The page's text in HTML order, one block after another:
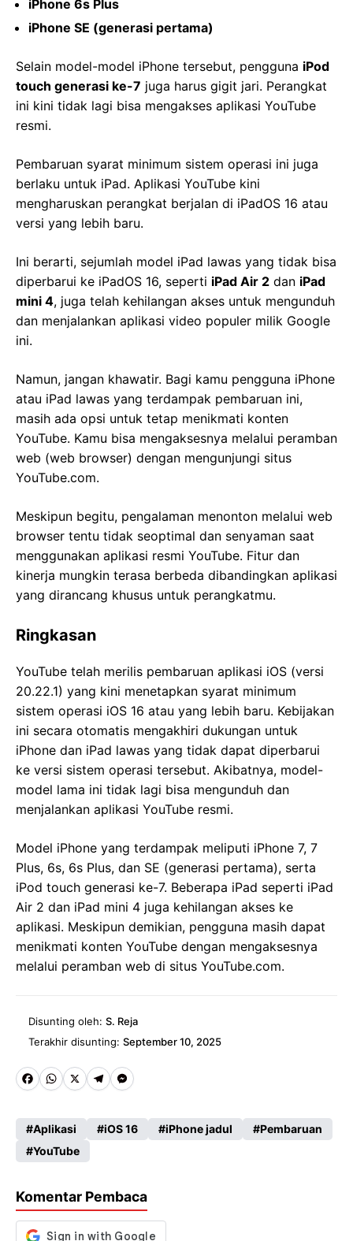
iPhone 6s Plus
iPhone SE (generasi pertama)
Selain model-model iPhone tersebut, pengguna iPod
touch generasi ke-7 juga harus gigit jari. Perangkat
ini kini tidak lagi bisa mengakses aplikasi YouTube
resmi.
Pembaruan syarat minimum sistem operasi ini juga
berlaku untuk iPad. Aplikasi YouTube kini
mengharuskan perangkat berjalan di iPadOS 16 atau
versi yang lebih baru.
Ini berarti, sejumlah model iPad lawas yang tidak bisa
diperbarui ke iPadOS 16, seperti iPad Air 2 dan iPad
mini 4, juga telah kehilangan akses untuk mengunduh
dan menjalankan aplikasi video populer milik Google
ini.
Namun, jangan khawatir. Bagi kamu pengguna iPhone
atau iPad lawas yang terdampak pembaruan ini,
masih ada opsi untuk tetap menikmati konten
YouTube. Kamu bisa mengaksesnya melalui peramban
web (web browser) dengan mengunjungi situs
YouTube.com.
Meskipun begitu, pengalaman menonton melalui web
browser tentu tidak seoptimal dan senyaman saat
menggunakan aplikasi resmi YouTube. Fitur dan
kinerja mungkin terasa berbeda dibandingkan aplikasi
yang dirancang khusus untuk perangkatmu.
Ringkasan
YouTube telah merilis pembaruan aplikasi iOS (versi
20.22.1) yang kini menetapkan syarat minimum
sistem operasi iOS 16 atau yang lebih baru. Kebijakan
ini secara otomatis mengakhiri dukungan untuk
iPhone dan iPad lawas yang tidak dapat diperbarui
ke versi sistem operasi tersebut. Akibatnya, model-
model lama ini tidak lagi bisa mengunduh dan
menjalankan aplikasi YouTube resmi.
Model iPhone yang terdampak meliputi iPhone 7, 7
Plus, 6s, 6s Plus, dan SE (generasi pertama), serta
iPod touch generasi ke-7. Beberapa iPad seperti iPad
Air 2 dan iPad mini 4 juga kehilangan akses ke
aplikasi. Meskipun demikian, pengguna masih dapat
menikmati konten YouTube dengan mengaksesnya
melalui peramban web di situs YouTube.com.
Disunting oleh: S. Reja
Terakhir disunting: September 10, 2025
Fa
b
o
k
W
ts
A
p
X
Te
gr
M
se
er
Aplikasi iOS 16 iPhone jadul
Pembaruan
YouTube
Komentar Pembaca